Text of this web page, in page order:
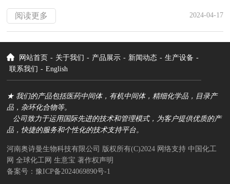
地，能完成从小试、中试到工业化生产，可为客户提供吨级
数量的医药中间体产品服务。 我们的产品包括医药中间体，
阅读更多 2024-04-17
网站首页 - 关于我们 - 产品展示 - 新闻动态 - 生产设备 -
联系我们 - English
★ 我们的产品包括医药中间体，有机中间体，精细化学品，目录产
品，杂环化合物等。
公司致力于运用国际先进的技术和管理模式，为客户提供优质的产
品，快捷的服务和个性化的技术支持平台。
河南奥诗曼生物科技有限公司 版权所有(C)2024 网络支持 中国化工
网 全球化工网 生意宝 著作权声明
备案号：豫ICP备2024069890号-1